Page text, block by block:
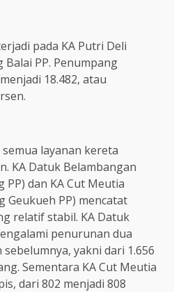
pada KA Putri Deli
PP. Penumpang
18.482, atau
layanan kereta
KA Datuk Belambangan
dan KA Cut Meutia
Geukueh PP) mencatat
relatif stabil. KA Datuk
penurunan dua
yakni dari 1.656
Sementara KA Cut Meutia
dari 802 menjadi 808